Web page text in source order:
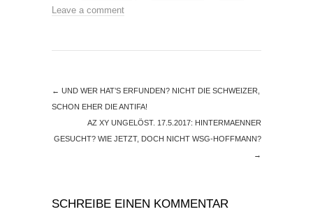
Leave a comment
← UND WER HAT’S ERFUNDEN? NICHT DIE SCHWEIZER,
SCHON EHER DIE ANTIFA!
AZ XY UNGELÖST. 17.5.2017: HINTERMAENNER
GESUCHT? WIE JETZT, DOCH NICHT WSG-HOFFMANN?
→
SCHREIBE EINEN KOMMENTAR